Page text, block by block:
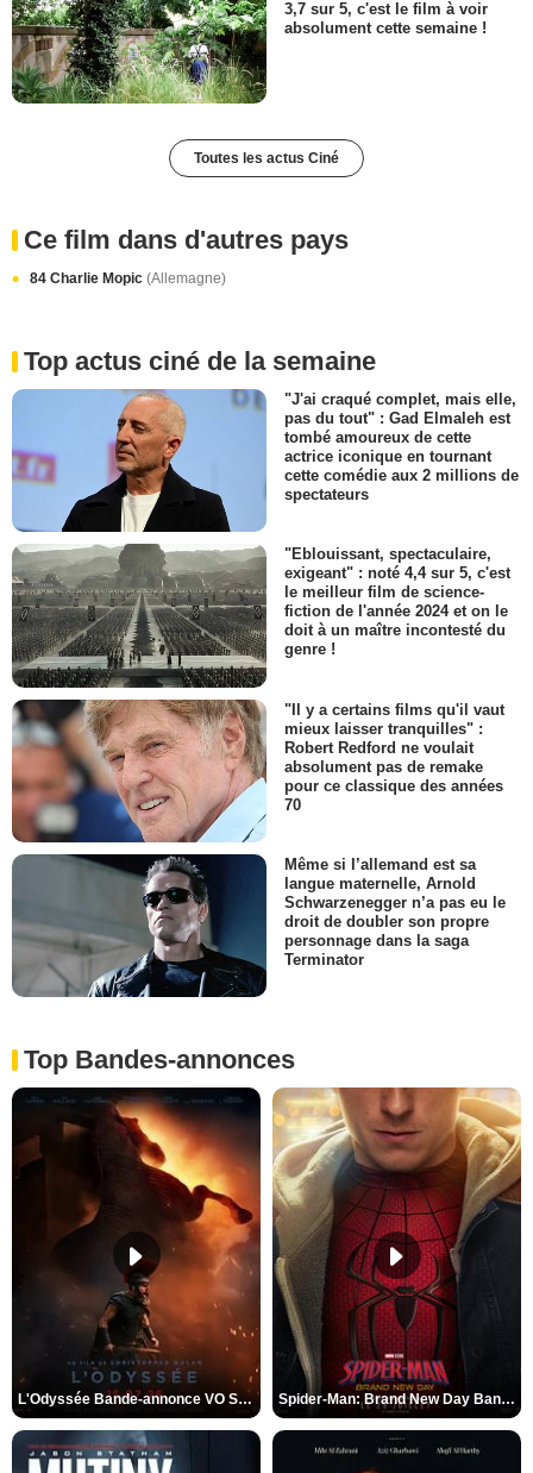
3,7 sur 5, c'est le film à voir
absolument cette semaine !
Toutes les actus Ciné
Ce film dans d'autres pays
84 Charlie Mopic (Allemagne)
Top actus ciné de la semaine
"J'ai craqué complet, mais elle,
pas du tout" : Gad Elmaleh est
tombé amoureux de cette
actrice iconique en tournant
cette comédie aux 2 millions de
spectateurs
"Eblouissant, spectaculaire,
exigeant" : noté 4,4 sur 5, c'est
le meilleur film de science-
fiction de l'année 2024 et on le
doit à un maître incontesté du
genre !
"Il y a certains films qu'il vaut
mieux laisser tranquilles" :
Robert Redford ne voulait
absolument pas de remake
pour ce classique des années
70
Même si l’allemand est sa
langue maternelle, Arnold
Schwarzenegger n’a pas eu le
droit de doubler son propre
personnage dans la saga
Terminator
Top Bandes-annonces
L'Odyssée Bande-annonce VO STFR Spider-Man: Brand New Day Bande-annonce VO STFR